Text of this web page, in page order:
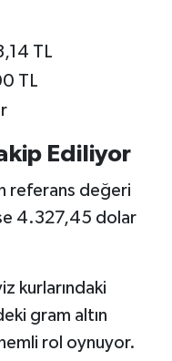
TL
TL
Ediliyor
referans değeri
4.327,45 dolar
kurlarındaki
gram altın
rol oynuyor.